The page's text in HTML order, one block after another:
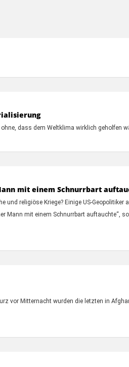
dass dem Weltklima wirklich geholfen
mit einem Schnurrbart
religiöse Kriege? Einige US-
mit einem Schnurrbart auftauchte“,
vor Mitternacht wurden die letzten in